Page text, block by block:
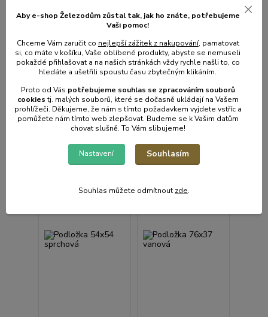
Podložka 73,5x35,5
gum. vanová
251 Kč/ks
DPH
sklad | odešleme do 2-3
prac. dnů
Přidat do košíku
sprchová
251 Kč/ks
DPH
sklad | odešleme do 2-3
prac. dnů
Přidat do košíku
Aby e-shop Železodům zůstal tak, jak ho znáte, potřebujeme
Vaši pomoc!
Chceme Vám zaručit co nejlepší zážitek z nakupování, pamatovat
si, co máte v košíku, Vaše oblíbené produkty, abyste se nemuseli
pokaždé přihlašovat a na našich stránkách vždy rychle našli to, co
hledáte a ušetřili spoustu času zbytečným klikáním.
Proto od Vás potřebujeme souhlas se zpracováním souborů
cookiestj. malých souborů, které se dočasně ukládají na Vašem
prohlížeči. Děkujeme, že nám s tímto požadavkem vyjdete vstříc a
pomůžete nám tímto web zlepšovat. Budeme se k Vašim datům
chovat slušně. To Vám slibujeme!
Nastavení Souhlasím
Souhlas můžete odmítnout zde.